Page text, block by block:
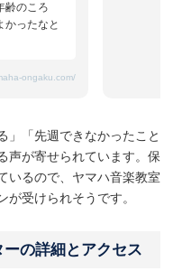
齢のころ
かったなと
ongaku.com/
」「先週できなかったこと
声が寄せられています。保
いるので、ヤマハ音楽教室
受けられそうです。
の詳細とアクセス